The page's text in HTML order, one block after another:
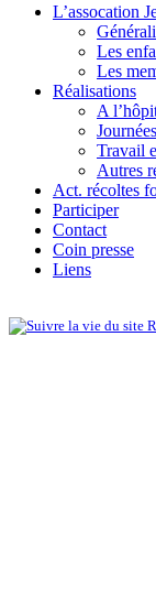
L’assocation
Les
Les
Réalisations
A
Travail
Autres
Act. récoltes
Participer
Contact
Coin presse
Liens